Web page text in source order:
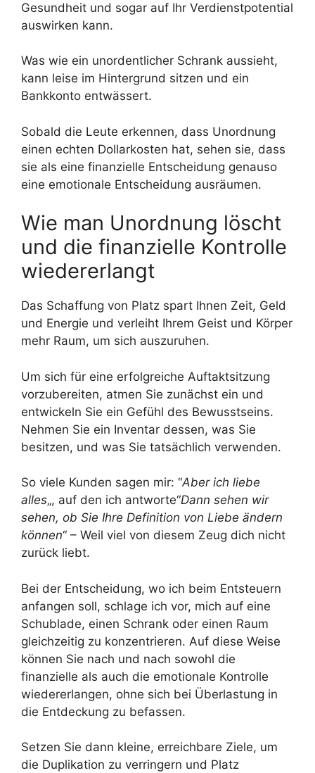
Gesundheit und sogar auf Ihr Verdienstpotential
auswirken kann.
Was wie ein unordentlicher Schrank aussieht,
kann leise im Hintergrund sitzen und ein
Bankkonto entwässert.
Sobald die Leute erkennen, dass Unordnung
einen echten Dollarkosten hat, sehen sie, dass
sie als eine finanzielle Entscheidung genauso
eine emotionale Entscheidung ausräumen.
Wie man Unordnung löscht
und die finanzielle Kontrolle
wiedererlangt
Das Schaffung von Platz spart Ihnen Zeit, Geld
und Energie und verleiht Ihrem Geist und Körper
mehr Raum, um sich auszuruhen.
Um sich für eine erfolgreiche Auftaktsitzung
vorzubereiten, atmen Sie zunächst ein und
entwickeln Sie ein Gefühl des Bewusstseins.
Nehmen Sie ein Inventar dessen, was Sie
besitzen, und was Sie tatsächlich verwenden.
So viele Kunden sagen mir: “Aber ich liebe
alles„, auf den ich antworte“Dann sehen wir
sehen, ob Sie Ihre Definition von Liebe ändern
können“ – Weil viel von diesem Zeug dich nicht
zurück liebt.
Bei der Entscheidung, wo ich beim Entsteuern
anfangen soll, schlage ich vor, mich auf eine
Schublade, einen Schrank oder einen Raum
gleichzeitig zu konzentrieren. Auf diese Weise
können Sie nach und nach sowohl die
finanzielle als auch die emotionale Kontrolle
wiedererlangen, ohne sich bei Überlastung in
die Entdeckung zu befassen.
Setzen Sie dann kleine, erreichbare Ziele, um
die Duplikation zu verringern und Platz